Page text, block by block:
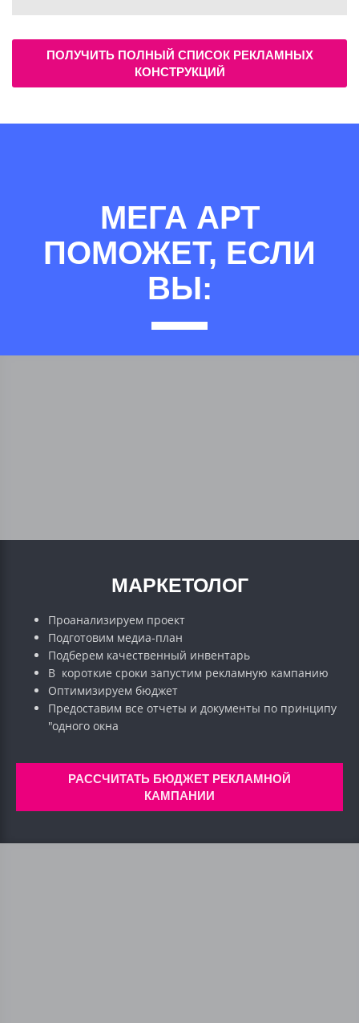
ПОЛУЧИТЬ ПОЛНЫЙ СПИСОК РЕКЛАМНЫХ
КОНСТРУКЦИЙ
МЕГА АРТ
ПОМОЖЕТ, ЕСЛИ
ВЫ:
МАРКЕТОЛОГ
Проанализируем проект
Подготовим медиа-план
Подберем качественный инвентарь
В короткие сроки запустим рекламную кампанию
Оптимизируем бюджет
Предоставим все отчеты и документы по принципу
"одного окна
РАССЧИТАТЬ БЮДЖЕТ РЕКЛАМНОЙ
КАМПАНИИ